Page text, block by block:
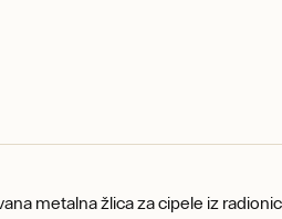
metalna žlica za cipele iz